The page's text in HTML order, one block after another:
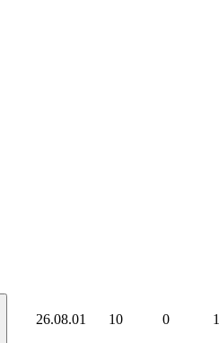
26.08.01 10 0 1